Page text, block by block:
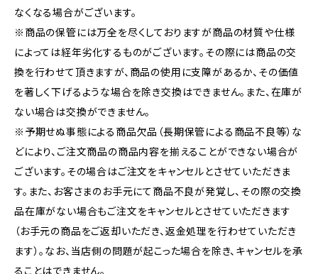
なくなる場合がございます。
※商品の保管には万全を尽くしておりますが商品の材質や仕様
によっては経年劣化するものがございます。その際には商品の交
換を行わせて頂きますが、商品の使用に支障があるか、その価値
を著しく下げるような場合を除き交換はできません。また、在庫が
ない場合は交換ができません。
※予期せぬ事態による商品欠品（長期保管による商品不良等）な
どにより、ご注文商品の商品内容を揃えることができない場合が
ございます。その場合はご注文をキャンセルとさせていただきま
す。また、お客さまのお手元にて商品不良が発覚し、その際の交換
品在庫がない場合もご注文をキャンセルとさせていただきます
（お手元の商品をご返却いただき、返金処理を行わせていただき
ます）。なお、当店側の問題が起こった場合を除き、キャンセルを承
ることはできません。